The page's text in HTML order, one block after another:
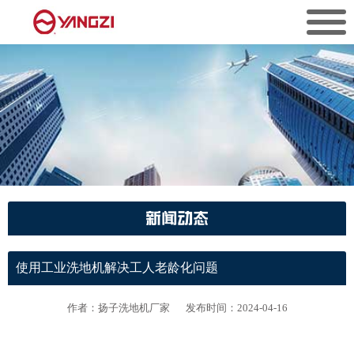
新闻动态
使用工业洗地机解决工人老龄化问题
作者：扬子洗地机厂家 发布时间：2024-04-16